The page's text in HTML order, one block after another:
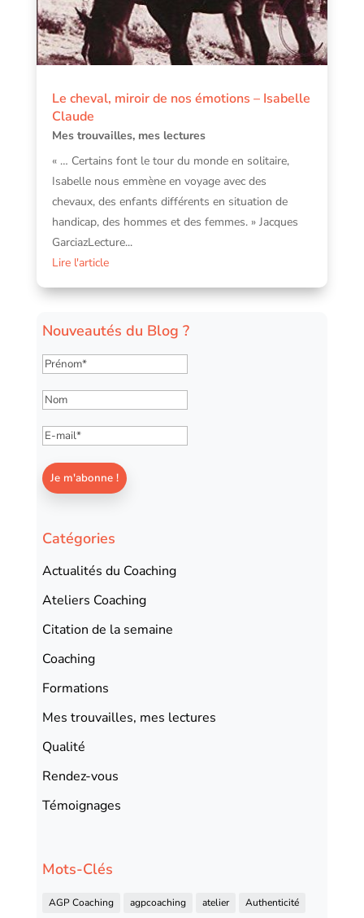
Le cheval, miroir de nos émotions – Isabelle
Claude
Mes trouvailles, mes lectures
« … Certains font le tour du monde en solitaire,
Isabelle nous emmène en voyage avec des
chevaux, des enfants différents en situation de
handicap, des hommes et des femmes. » Jacques
GarciazLecture...
Lire l'article
Nouveautés du Blog ?
Catégories
Actualités du Coaching
Ateliers Coaching
Citation de la semaine
Coaching
Formations
Mes trouvailles, mes lectures
Qualité
Rendez-vous
Témoignages
Mots-Clés
AGP Coaching agpcoaching atelier
Authenticité